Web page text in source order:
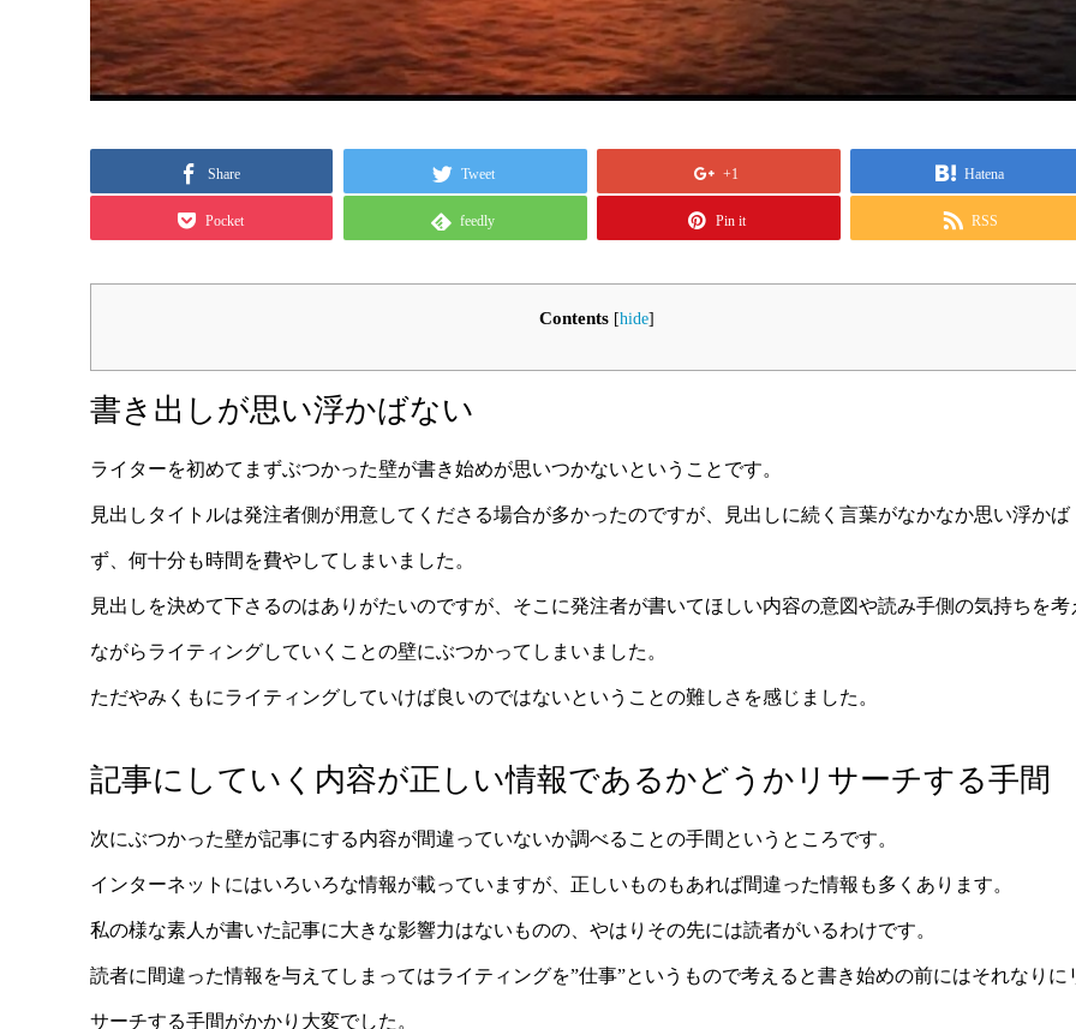
Share Tweet +1 Hatena
Pocket feedly Pin it RSS
Contents [hide]
書き出しが思い浮かばない
ライターを初めてまずぶつかった壁が書き始めが思いつかないということです。
見出しタイトルは発注者側が用意してくださる場合が多かったのですが、見出しに続く言葉がなかなか思い浮かば
ず、何十分も時間を費やしてしまいました。
見出しを決めて下さるのはありがたいのですが、そこに発注者が書いてほしい内容の意図や読み手側の気持ちを考
ながらライティングしていくことの壁にぶつかってしまいました。
ただやみくもにライティングしていけば良いのではないということの難しさを感じました。
記事にしていく内容が正しい情報であるかどうかリサーチする手間
次にぶつかった壁が記事にする内容が間違っていないか調べることの手間というところです。
インターネットにはいろいろな情報が載っていますが、正しいものもあれば間違った情報も多くあります。
私の様な素人が書いた記事に大きな影響力はないものの、やはりその先には読者がいるわけです。
読者に間違った情報を与えてしまってはライティングを”仕事”というもので考えると書き始めの前にはそれなりに
サーチする手間がかかり大変でした。